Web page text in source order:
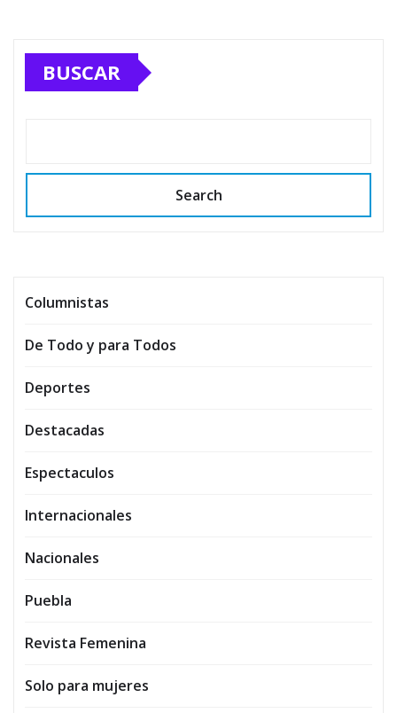
BUSCAR
Search
Columnistas
De Todo y para Todos
Deportes
Destacadas
Espectaculos
Internacionales
Nacionales
Puebla
Revista Femenina
Solo para mujeres